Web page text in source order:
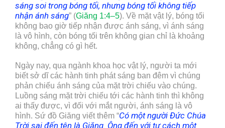
sáng soi trong bóng tối, nhưng bóng tối không tiếp
nhận ánh sáng” (Giăng 1:4–5). Về mặt vật lý, bóng tối
không bao giờ tiếp nhận được ánh sáng, vì ánh sáng
là vô hình, còn bóng tối trên không gian chỉ là khoảng
không, chẳng có gì hết.
Ngày nay, qua ngành khoa học vật lý, người ta mới
biết sở dĩ các hành tinh phát sáng ban đêm vì chúng
phản chiếu ánh sáng của mặt trời chiếu vào chúng.
Luồng sáng mặt trời chiếu tới các hành tinh thì không
ai thấy được, vì đối với mắt người, ánh sáng là vô
hình. Sứ đồ Giăng viết thêm “Có một người Đức Chúa
Trời sai đến tên là Giăng. Ông đến với tư cách một